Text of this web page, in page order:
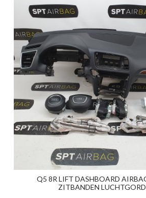
Q5 8R LIFT DASHBOARD
ZITBANDEN